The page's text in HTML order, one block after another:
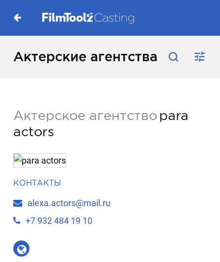
Актерские агентства
Актерское агентство para
actors
КОНТАКТЫ
alexa.actors@mail.ru
+7 932 484 19 10